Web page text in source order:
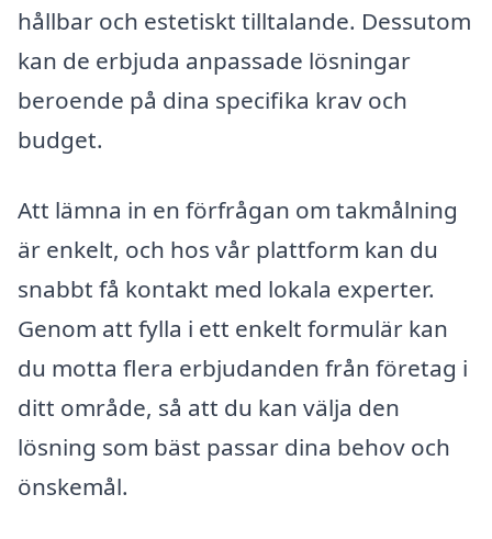
hållbar och estetiskt tilltalande. Dessutom
kan de erbjuda anpassade lösningar
beroende på dina specifika krav och
budget.
Att lämna in en förfrågan om takmålning
är enkelt, och hos vår plattform kan du
snabbt få kontakt med lokala experter.
Genom att fylla i ett enkelt formulär kan
du motta flera erbjudanden från företag i
ditt område, så att du kan välja den
lösning som bäst passar dina behov och
önskemål.